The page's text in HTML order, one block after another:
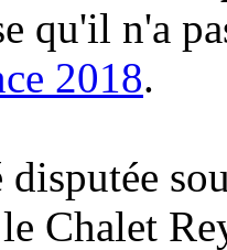
qu'il n'a
2018.
disputée
Chalet